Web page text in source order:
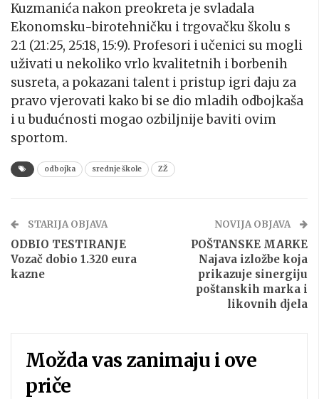
Kuzmanića nakon preokreta je svladala
Ekonomsku-birotehničku i trgovačku školu s
2:1 (21:25, 25:18, 15:9). Profesori i učenici su mogli
uživati u nekoliko vrlo kvalitetnih i borbenih
susreta, a pokazani talent i pristup igri daju za
pravo vjerovati kako bi se dio mladih odbojkaša
i u budućnosti mogao ozbiljnije baviti ovim
sportom.
odbojka srednje škole ZŽ
STARIJA OBJAVA
ODBIO TESTIRANJE
Vozač dobio 1.320 eura
kazne
NOVIJA OBJAVA
POŠTANSKE MARKE
Najava izložbe koja
prikazuje sinergiju
poštanskih marka i
likovnih djela
Možda vas zanimaju i ove
priče